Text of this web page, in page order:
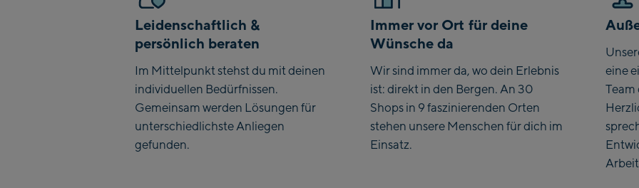
Outlet
Mayrhofen:
Valley
Leidenschaftlich &
persönlich beraten
Im Mittelpunkt stehst du mit deinen
individuellen Bedürfnissen.
Gemeinsam werden Lösungen für
unterschiedlichste Anliegen
gefunden.
Immer vor Ort für deine
Wünsche da
Wir sind immer da, wo dein Erlebnis
ist: direkt in den Bergen. An 30
Shops in 9 faszinierenden Orten
stehen unsere Menschen für dich im
Einsatz.
eine